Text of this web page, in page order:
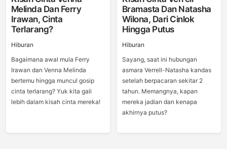
Melinda Dan Ferry
Irawan, Cinta
Terlarang?
Hiburan
Bagaimana awal mula Ferry
Irawan dan Venna Melinda
bertemu hingga muncul gosip
cinta terlarang? Yuk kita gali
lebih dalam kisah cinta mereka!
Bramasta Dan Natasha
Wilona, Dari Cinlok
Hingga Putus
Hiburan
Sayang, saat ini hubungan
asmara Verrell-Natasha kandas
setelah berpacaran sekitar 2
tahun. Memangnya, kapan
mereka jadian dan kenapa
akhirnya putus?